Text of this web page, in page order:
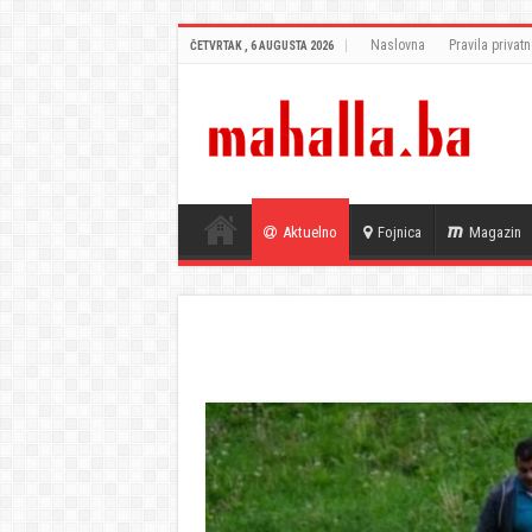
ČETVRTAK , 6 AUGUSTA 2026 Naslovna Pravila
Aktuelno Fojnica Magazin